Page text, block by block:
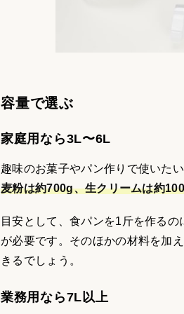
容量で選ぶ
家庭用なら3L〜6L
趣味のお菓子やパン作りで使いた
麦粉は約700g、生クリームは約
目安として、食パンを1斤を作る
が必要です。そのほかの材料を加
きるでしょう。
業務用なら7L以上